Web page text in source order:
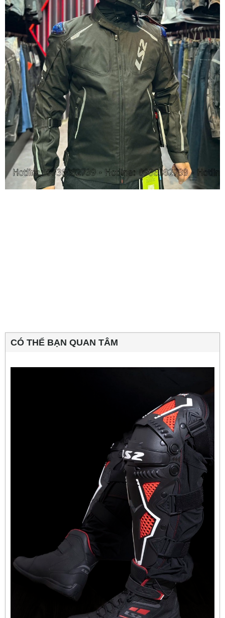
CÓ THỂ BẠN QUAN TÂM